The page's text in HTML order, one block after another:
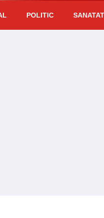
POLITIC